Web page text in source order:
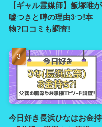
【ギャル霊媒師】飯塚唯が
嘘つきと噂の理由3つ!本
物?口コミも調査!
今日好き長浜ひなはお金持